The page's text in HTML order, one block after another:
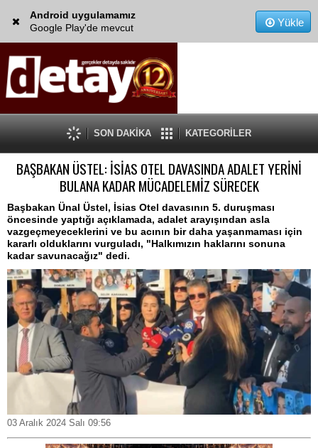
Android uygulamamız
Google Play'de mevcut
Yükle
SON DAKİKA KATEGORİLER
BAŞBAKAN ÜSTEL: İSİAS OTEL DAVASINDA ADALET YERİNİ
BULANA KADAR MÜCADELEMİZ SÜRECEK
Başbakan Ünal Üstel, İsias Otel davasının 5. duruşması
öncesinde yaptığı açıklamada, adalet arayışından asla
vazgeçmeyeceklerini ve bu acının bir daha yaşanmaması için
kararlı olduklarını vurguladı, "Halkımızın haklarını sonuna
kadar savunacağız" dedi.
03 Aralık 2024 Salı 09:56